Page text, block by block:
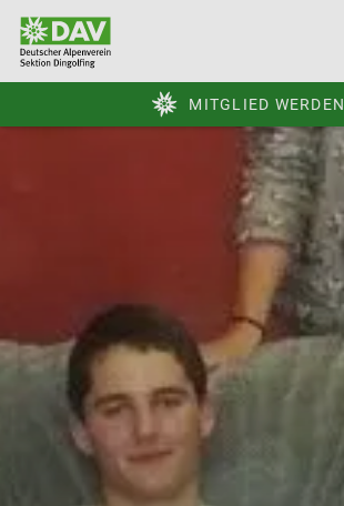
MITGLIED WERDEN